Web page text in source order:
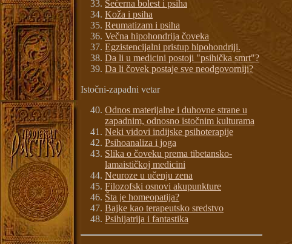
Šećerna bolest i psiha
Koža i psiha
Reumatizam i psiha
Večna hipohondrija čoveka
Egzistencijalni pristup hipohondriji.
Da li u medicini postoji "psihička smrt"?
Da li čovek postaje sve neodgovorniji?
Istočni-zapadni vetar
Odnos materijalne i duhovne strane u
zapadnim, odnosno istočnim kulturama
Neki vidovi indijske psihoterapije
Psihoanaliza i joga
Slika o čoveku prema tibetansko-
lamaističkoj medicini
Neuroze u učenju zena
Filozofski osnovi akupunkture
Šta je homeopatija?
Bajke kao terapeutsko sredstvo
Psihijatrija i fantastika